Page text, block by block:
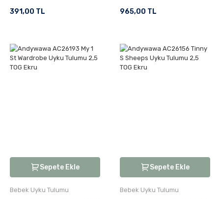
391,00 TL 965,00 TL
Sepete Ekle
Bebek Uyku Tulumu
Sepete Ekle
Bebek Uyku Tulumu